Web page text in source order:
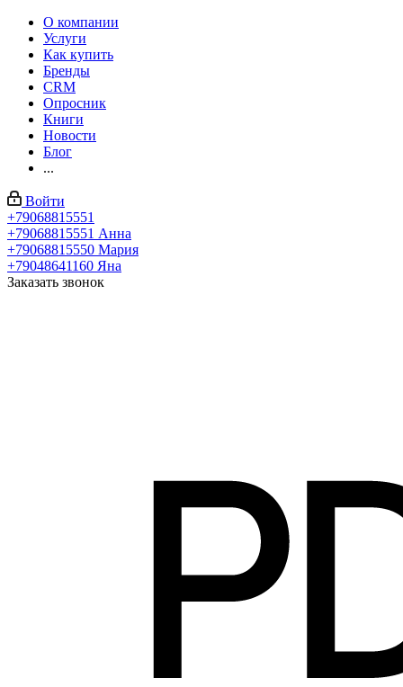
О компании
Услуги
Как купить
Бренды
CRM
Опросник
Книги
Новости
Блог
...
Войти
+79068815551
+79068815551 Анна
+79068815550 Мария
+79048641160 Яна
Заказать звонок